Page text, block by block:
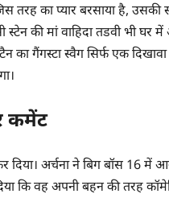
तरह का प्यार बरसाया है, उसकी
की मां वाहिदा तडवी भी घर
का गैंगस्टा स्वैग सिर्फ एक
कमेंट
अर्चना ने बिग बॉस 16 में
कि वह अपनी बहन की तरह